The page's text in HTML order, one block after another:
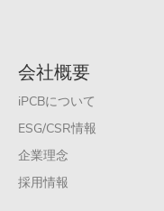
会社概要
iPCBについて
ESG/CSR情報
企業理念
採用情報